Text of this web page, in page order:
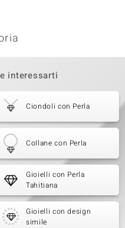
interessarti
Ciondoli con Perla
Collane con Perla
Gioielli con Perla
Tahitiana
Gioielli con design
simile